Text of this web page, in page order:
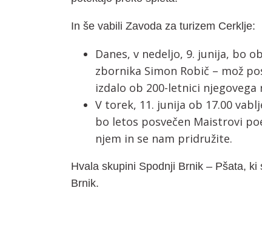
In še vabili Zavoda za turizem Cerklje:
Danes, v nedeljo, 9. junija, bo
zbornika Simon Robič – mož
izdalo ob 200-letnici njegovega
V torek, 11. junija ob 17.00
bo letos posvečen Maistrovi
njem in se nam pridružite.
Hvala skupini Spodnji Brnik – Pšata,
Brnik.